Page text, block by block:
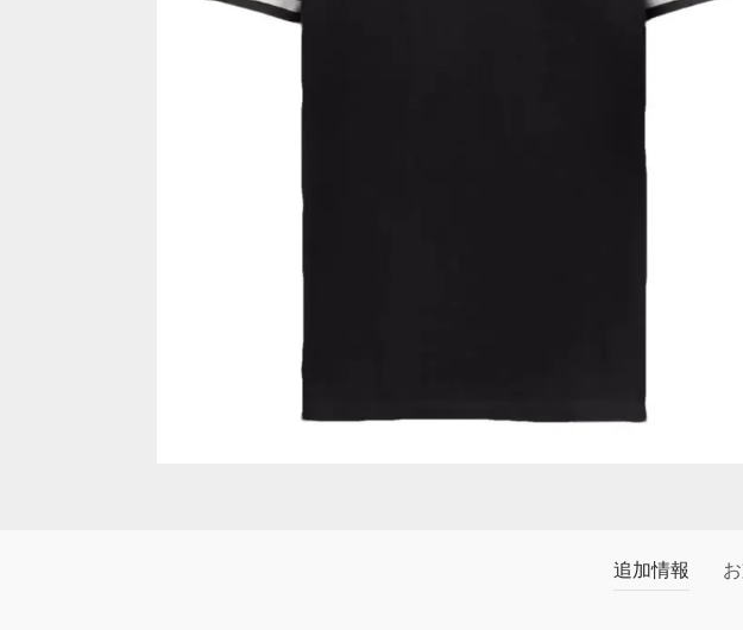
追加情報